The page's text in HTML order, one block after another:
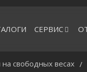
СЕРВИС
свободных весах /